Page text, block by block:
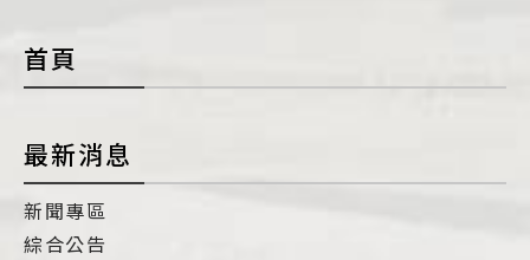
首頁
最新消息
新聞專區
綜合公告